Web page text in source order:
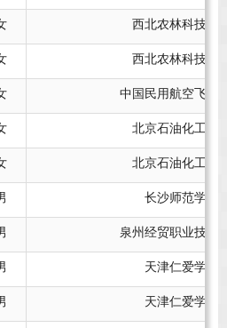
西北农林科技大
西北农林科技大
中国民用航空飞行
北京石油化工学
北京石油化工学
长沙师范学院
泉州经贸职业技术
天津仁爱学院
天津仁爱学院